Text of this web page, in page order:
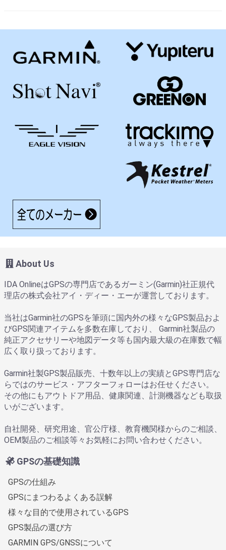
About Us
IDA OnlineはGPSの専門店であるガーミン(Garmin)社正規代
理店の株式会社アイ・ディー・エーが運営しております。
当社はGarmin社のGPSを筆頭に国内外の様々なGPS製品およ
びGPS関連アイテムを多数在庫しており、 Garmin社製品の
純正アクセサリーや地図データ等も国内最大級の在庫数で幅
広く取り扱っております。
Garmin社製GPS製品販売、十数年以上の実績とGPS専門店な
らではのサービス・アフターフォローはお任せください。
その他にもアウトドア用品、健康関連、計測機器なども取扱
いがございます。
自社開発、研究用途、官公庁様、教育機関様からのご相談、
OEM製品のご相談等々お気軽にお問い合わせください。
GPSの基礎知識
GPSの仕組み
GPSにまつわるよくある誤解
様々な目的で使用されているGPS
GPS製品の選び方
GARMIN GPS/GNSSについて